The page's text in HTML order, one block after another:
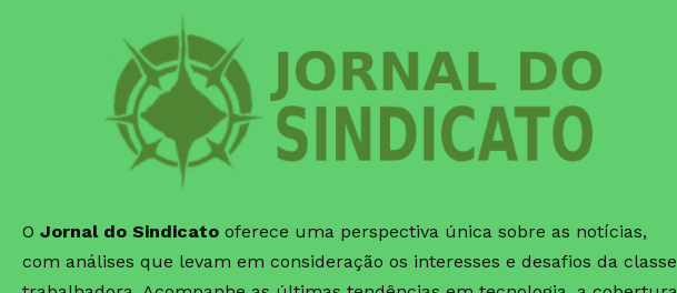
O Jornal do Sindicato oferece uma perspectiva única sobre as notícias,
com análises que levam em consideração os interesses e desafios da classe